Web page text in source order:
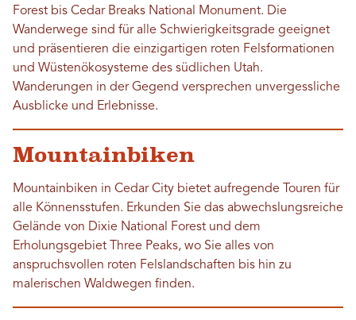
Forest bis Cedar Breaks National Monument. Die
Wanderwege sind für alle Schwierigkeitsgrade geeignet
und präsentieren die einzigartigen roten Felsformationen
und Wüstenökosysteme des südlichen Utah.
Wanderungen in der Gegend versprechen unvergessliche
Ausblicke und Erlebnisse.
Mountainbiken
Mountainbiken in Cedar City bietet aufregende Touren für
alle Könnensstufen. Erkunden Sie das abwechslungsreiche
Gelände von Dixie National Forest und dem
Erholungsgebiet Three Peaks, wo Sie alles von
anspruchsvollen roten Felslandschaften bis hin zu
malerischen Waldwegen finden.